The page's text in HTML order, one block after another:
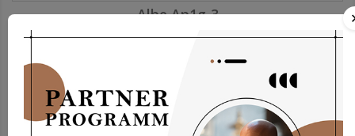
Albe Ap1g-3